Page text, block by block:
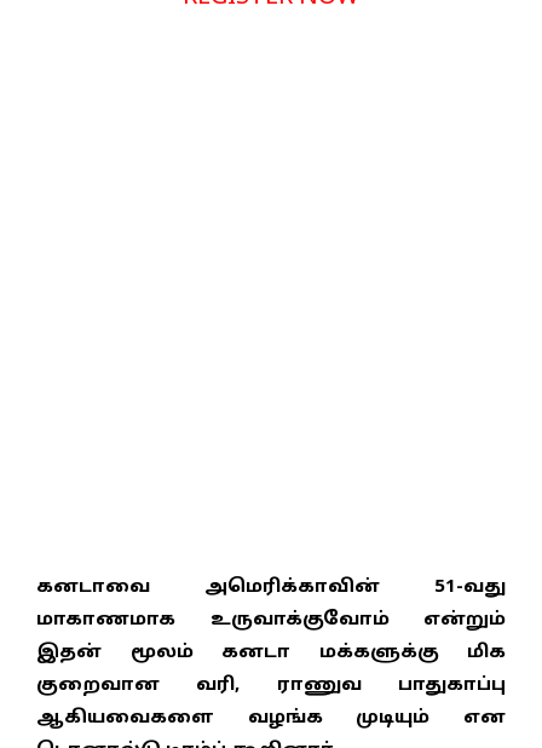
கனடாவை அமெரிக்காவின் 51-வது
மாகாணமாக உருவாக்குவோம் என்றும்
இதன் மூலம் கனடா மக்களுக்கு மிக
குறைவான வரி, ராணுவ பாதுகாப்பு
ஆகியவைகளை வழங்க முடியும் என